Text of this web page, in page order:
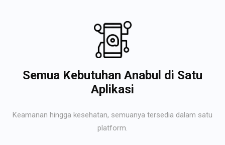
Semua Kebutuhan Anabul di Satu
Aplikasi
Keamanan hingga kesehatan, semuanya tersedia dalam satu
platform.